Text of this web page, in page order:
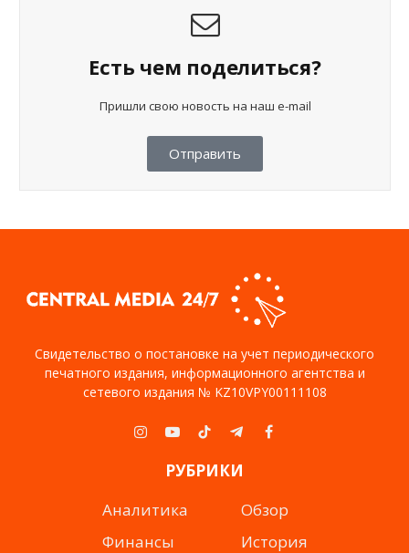
Есть чем поделиться?
Пришли свою новость на наш e-mail
Отправить
Свидетельство о постановке на учет периодического
печатного издания, информационного агентства и
сетевого издания № KZ10VPY00111108
Instagram
YouTubeTikTokTelegramFacebook
РУБРИКИ
Аналитика
Финансы
Обзор
История